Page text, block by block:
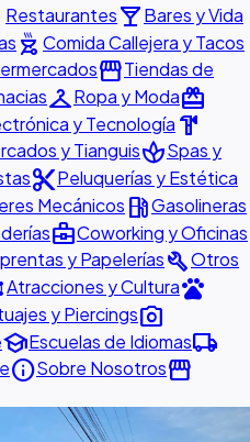
Restauranteslocal_barBares y Vida
outdoor_grill Comida Callejera y Tacos
storefrontTiendas de
checkroomRopa y Modaredeem
y Tecnología hardware
y TianguisspaSpas y
content_cutPeluquerías y Estética
Mecánicos local_gas_stationGasolineras
business_centerCoworking y Oficinas
y PapeleríasbuildOtros
Atracciones y Culturapets
y Piercingsphoto_camera
schoolEscuelas de Idiomaslocal_shipping
infoSobre Nosotrosstorefront